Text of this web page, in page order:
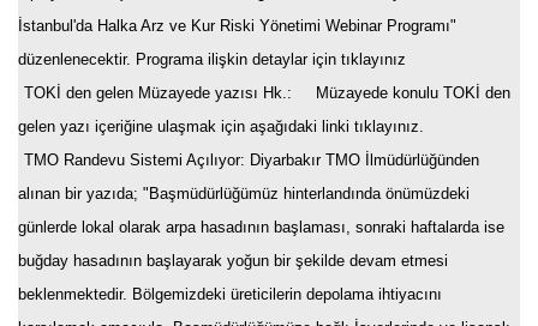
İstanbul'da Halka Arz ve Kur Riski Yönetimi Webinar Programı"
düzenlenecektir. Programa ilişkin detaylar için tıklayınız
TOKİ den gelen Müzayede yazısı Hk.: Müzayede konulu TOKİ den
gelen yazı içeriğine ulaşmak için aşağıdaki linki tıklayınız.
TMO Randevu Sistemi Açılıyor: Diyarbakır TMO İlmüdürlüğünden
alınan bir yazıda; "Başmüdürlüğümüz hinterlandında önümüzdeki
günlerde lokal olarak arpa hasadının başlaması, sonraki haftalarda ise
buğday hasadının başlayarak yoğun bir şekilde devam etmesi
beklenmektedir. Bölgemizdeki üreticilerin depolama ihtiyacını